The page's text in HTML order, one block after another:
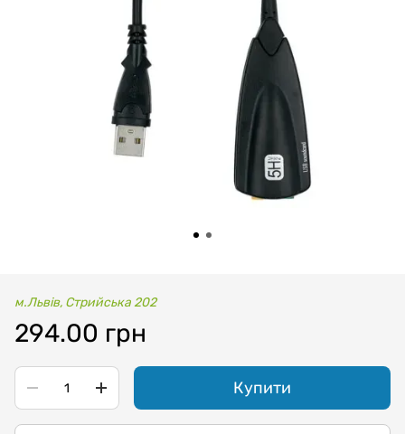
м.Львів, Стрийська 202
294.00 грн
Купити